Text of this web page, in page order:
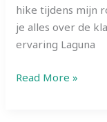
hike tijdens mijn
je alles over de
ervaring Laguna
Laguna
Read More »